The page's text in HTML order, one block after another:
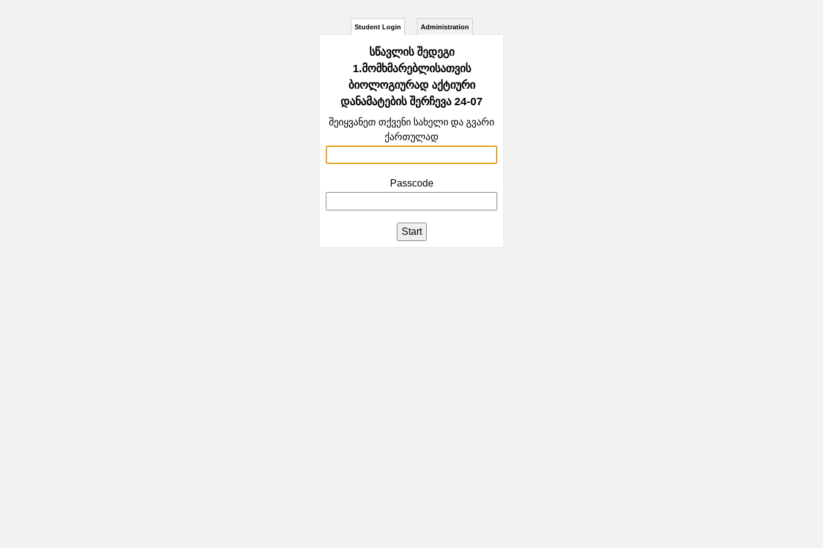
Student Login Administration
სწავლის შედეგი
1.მომხმარებლისათვის
ბიოლოგიურად აქტიური
დანამატების შერჩევა 24-07
შეიყვანეთ თქვენი სახელი და გვარი
ქართულად
Passcode